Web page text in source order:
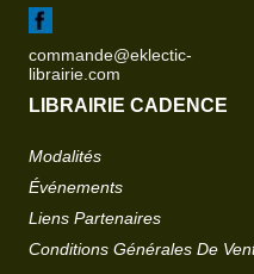
commande@eklectic-
librairie.com
LIBRAIRIE CADENCE
Modalités
Événements
Liens Partenaires
Conditions Générales De